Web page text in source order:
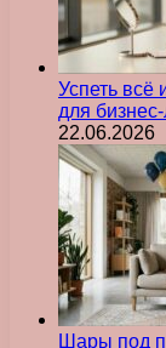
Успеть всё
для
22.06.2026
Шары под